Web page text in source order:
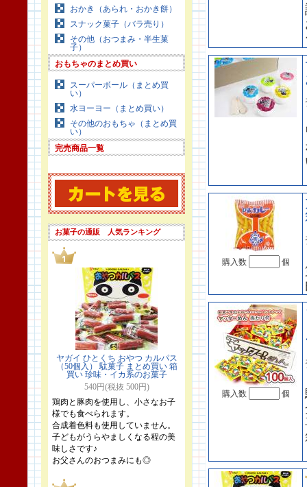
おかき（あられ・おかき餅）
スナック菓子（バラ売り）
その他（おつまみ・半生菓
子）
おもちゃのまとめ買い
スーパーボール（まとめ買
い）
水ヨーヨー（まとめ買い）
その他のおもちゃ（まとめ買
い）
完売商品一覧
お菓子の通販 人気ランキング
ヤガイ ひとくち おやつ カルパス
（50個入） 駄菓子 まとめ買い 箱
買い 珍味・イカ系のお菓子
540円(税抜 500円)
鶏肉と豚肉を使用し、小さなお子
様でも食べられます。
合成着色料も使用していません。
子どもがうらやましくなる程の美
味しさです♪
お父さんのおつまみにも◎
購入数 個
購入数 個